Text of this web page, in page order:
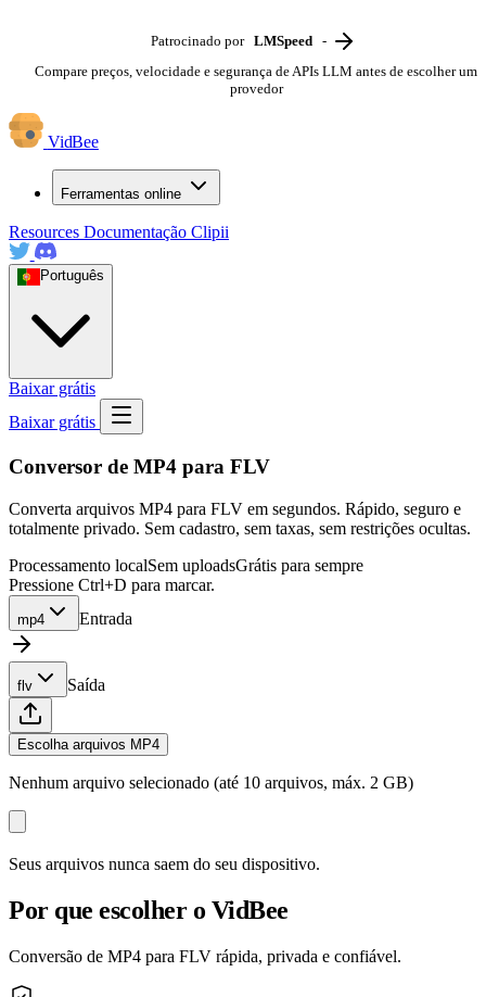
Patrocinado por LMSpeed -
Compare preços, velocidade e segurança de APIs LLM antes de escolher um
provedor
VidBee
Ferramentas online
Resources Documentação Clipii
Português
Baixar grátis
Baixar grátis
Conversor de MP4 para FLV
Converta arquivos MP4 para FLV em segundos. Rápido, seguro e
totalmente privado. Sem cadastro, sem taxas, sem restrições ocultas.
Processamento localSem uploadsGrátis para sempre
Pressione Ctrl+D para marcar.
mp4 Entrada
flv Saída
Escolha arquivos MP4
Nenhum arquivo selecionado (até 10 arquivos, máx. 2 GB)
Seus arquivos nunca saem do seu dispositivo.
Por que escolher o VidBee
Conversão de MP4 para FLV rápida, privada e confiável.